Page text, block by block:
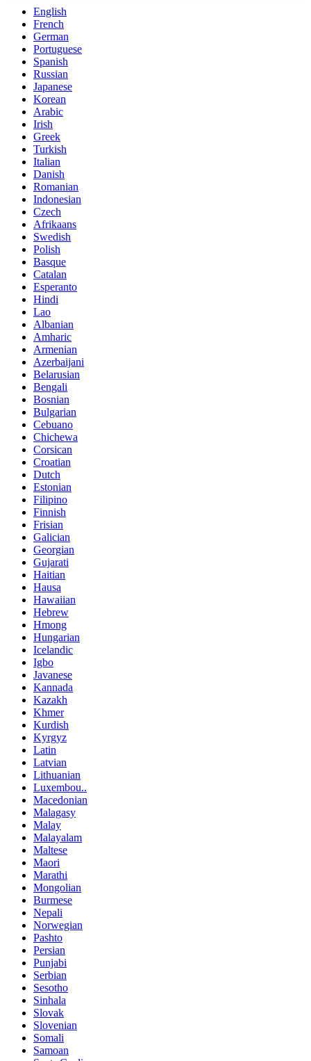
English
French
German
Portuguese
Spanish
Russian
Japanese
Korean
Arabic
Irish
Greek
Turkish
Italian
Danish
Romanian
Indonesian
Czech
Afrikaans
Swedish
Polish
Basque
Catalan
Esperanto
Hindi
Lao
Albanian
Amharic
Armenian
Azerbaijani
Belarusian
Bengali
Bosnian
Bulgarian
Cebuano
Chichewa
Corsican
Croatian
Dutch
Estonian
Filipino
Finnish
Frisian
Galician
Georgian
Gujarati
Haitian
Hausa
Hawaiian
Hebrew
Hmong
Hungarian
Icelandic
Igbo
Javanese
Kannada
Kazakh
Khmer
Kurdish
Kyrgyz
Latin
Latvian
Lithuanian
Luxembou..
Macedonian
Malagasy
Malay
Malayalam
Maltese
Maori
Marathi
Mongolian
Burmese
Nepali
Norwegian
Pashto
Persian
Punjabi
Serbian
Sesotho
Sinhala
Slovak
Slovenian
Somali
Samoan